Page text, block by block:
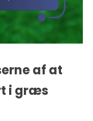
af at
i græs